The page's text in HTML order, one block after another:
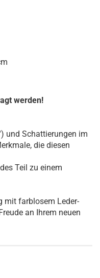
werden!
und Schattierungen im
die diesen
Teil zu einem
mit farblosem Leder-
an Ihrem neuen